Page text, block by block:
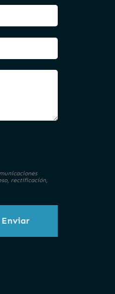
rectificación,
Enviar